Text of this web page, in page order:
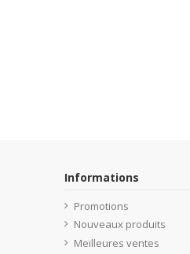
Informations
Promotions
Nouveaux produits
Meilleures ventes